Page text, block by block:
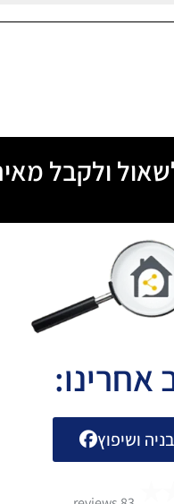
ולקבל
אחרינו:
ושיפוץ